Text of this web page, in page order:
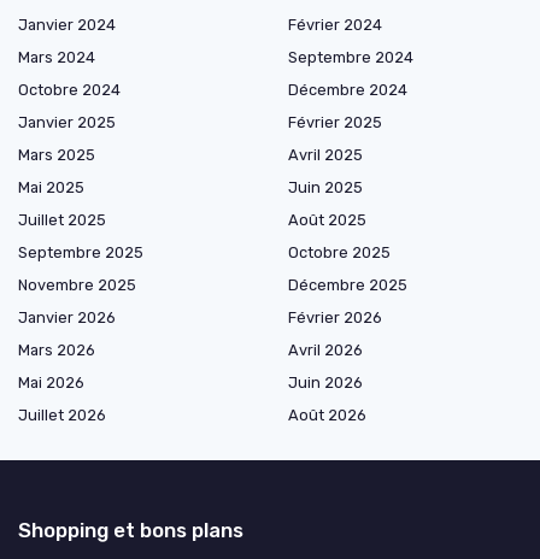
Janvier 2024
Février 2024
Mars 2024
Septembre 2024
Octobre 2024
Décembre 2024
Janvier 2025
Février 2025
Mars 2025
Avril 2025
Mai 2025
Juin 2025
Juillet 2025
Août 2025
Septembre 2025
Octobre 2025
Novembre 2025
Décembre 2025
Janvier 2026
Février 2026
Mars 2026
Avril 2026
Mai 2026
Juin 2026
Juillet 2026
Août 2026
Shopping et bons plans